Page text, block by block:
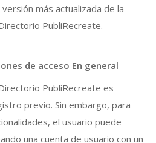
más actualizada de la
PubliRecreate.
de acceso En general
PubliRecreate es
previo. Sin embargo, para
el usuario puede
una cuenta de usuario con un